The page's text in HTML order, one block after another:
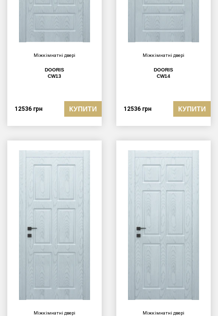
Міжкімнатні двері
DOORIS
CW13
12536 грн КУПИТИ
Міжкімнатні двері
DOORIS
CW14
12536 грн КУПИТИ
Міжкімнатні двері Міжкімнатні двері